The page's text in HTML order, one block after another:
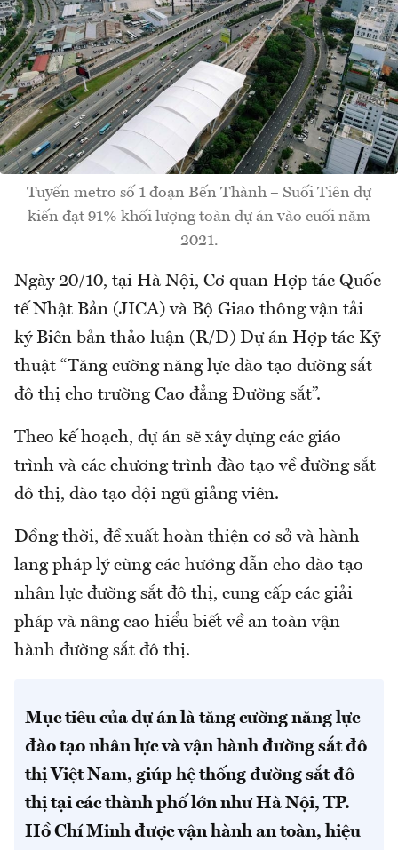
Tuyến metro số 1 đoạn Bến Thành – Suối Tiên dự
kiến đạt 91% khối lượng toàn dự án vào cuối năm
2021.
Ngày 20/10, tại Hà Nội, Cơ quan Hợp tác Quốc
tế Nhật Bản (JICA) và Bộ Giao thông vận tải
ký Biên bản thảo luận (R/D) Dự án Hợp tác Kỹ
thuật “Tăng cường năng lực đào tạo đường sắt
đô thị cho trường Cao đẳng Đường sắt”.
Theo kế hoạch, dự án sẽ xây dựng các giáo
trình và các chương trình đào tạo về đường sắt
đô thị, đào tạo đội ngũ giảng viên.
Đồng thời, đề xuất hoàn thiện cơ sở và hành
lang pháp lý cùng các hướng dẫn cho đào tạo
nhân lực đường sắt đô thị, cung cấp các giải
pháp và nâng cao hiểu biết về an toàn vận
hành đường sắt đô thị.
Mục tiêu của dự án là tăng cường năng lực
đào tạo nhân lực và vận hành đường sắt đô
thị Việt Nam, giúp hệ thống đường sắt đô
thị tại các thành phố lớn như Hà Nội, TP.
Hồ Chí Minh được vận hành an toàn, hiệu